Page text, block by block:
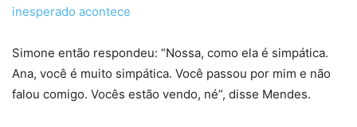
inesperado acontece
Simone então respondeu: “Nossa, como ela é simpática.
Ana, você é muito simpática. Você passou por mim e não
falou comigo. Vocês estão vendo, né”, disse Mendes.